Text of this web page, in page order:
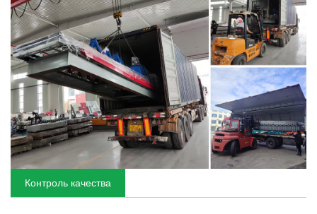
Контроль качества